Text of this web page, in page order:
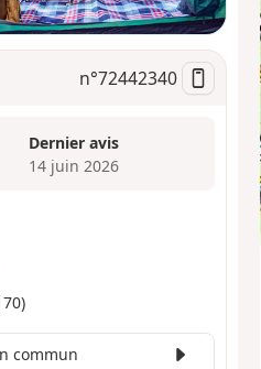
n°72442340
Dernier avis
14 juin 2026
commun